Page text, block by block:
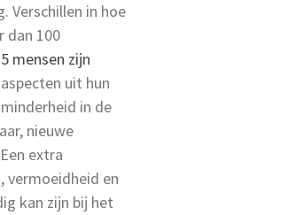
Verschillen in hoe
dan 100
mensen zijn
uit hun
in de
nieuwe
extra
vermoeidheid en
kan zijn bij het